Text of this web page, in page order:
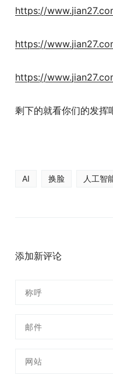
https://
https://
https://
剩下的就看你们的发挥
AI 换脸 人工智
添加新评论